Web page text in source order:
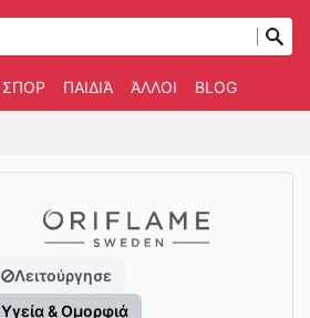
ΣΠΟΡ ΠΑΙΔΙΆ ΆΛΛΟΙ BLOG
Λειτούργησε
Υγεία & Ομορφιά